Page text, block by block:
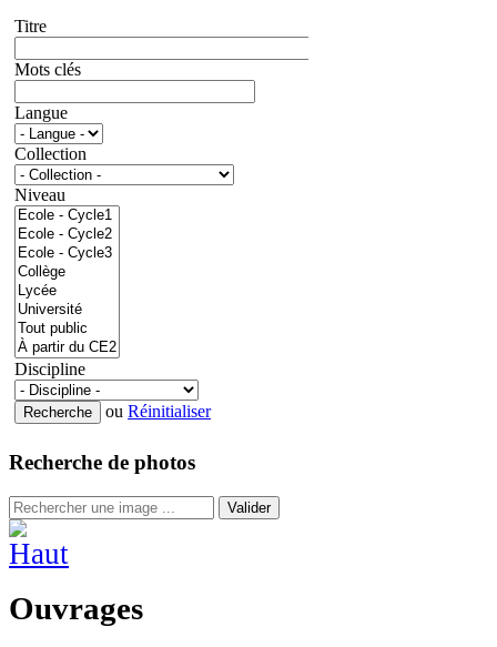
Titre
Mots clés
Langue
Collection
Niveau
Discipline
ou Réinitialiser
Recherche de photos
Valider
Ouvrages